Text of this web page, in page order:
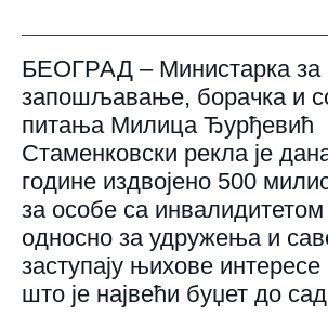
БЕОГРАД – Министарка за
запошљавање, борачка и
питања Милица Ђурђевић
Стаменковски рекла је
године издвојено 500
за особе са
односно за удружења и
заступају њихове
што је највећи буџет до